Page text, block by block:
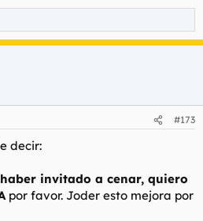
#173
decir:
invitado a cenar, quiero
por favor. Joder esto mejora por